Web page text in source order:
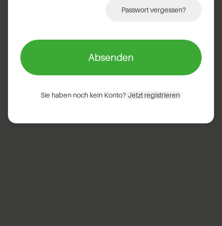
Passwort vergessen?
Absenden
Sie haben noch kein Konto? Jetzt registrieren